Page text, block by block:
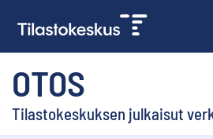
OTOS
Tilastokeskuksen julkaisut